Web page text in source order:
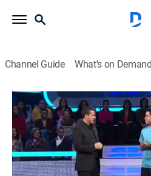
Channel Guide What's on Demand
Minuto para ganar
Minuto para ganar
Game show|2026
Programa de juegos en